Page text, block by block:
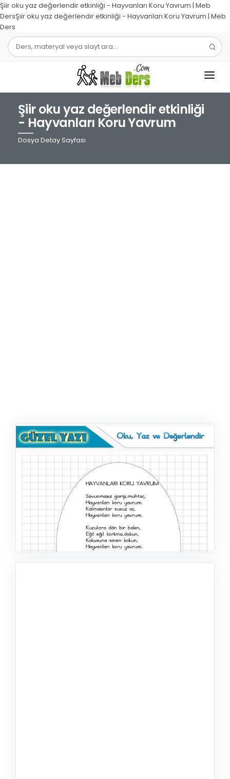
Şiir oku yaz değerlendir etkinliği - Hayvanları Koru Yavrum | Meb
DersŞiir oku yaz değerlendir etkinliği - Hayvanları Koru Yavrum | Meb
Ders
1.SINIF
2.SINIF
Şiir oku yaz değerlendir etkinliği
- Hayvanları Koru Yavrum
Dosya Detay Sayfası